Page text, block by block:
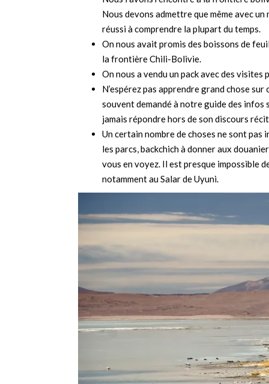
Nous devons admettre que même avec
réussi à comprendre la plupart du temps.
On nous avait promis des boissons de
la frontière Chili-Bolivie.
On nous a vendu un pack avec des visites
N’espérez pas apprendre grand chose
souvent demandé à notre guide des
jamais répondre hors de son discours
Un certain nombre de choses ne sont pas
les parcs, backchich à donner aux
vous en voyez. Il est presque impossible
notamment au Salar de Uyuni.